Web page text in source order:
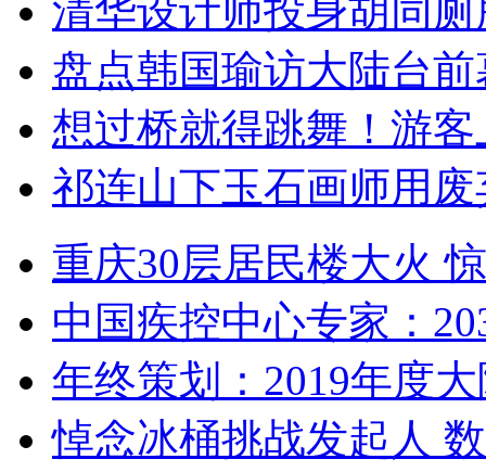
清华设计师投身胡同
盘点韩国瑜访大陆台
想过桥就得跳舞！游客
祁连山下玉石画师用
重庆30层居民楼大火
中国疾控中心专家：
年终策划：2019年度
悼念冰桶挑战发起人